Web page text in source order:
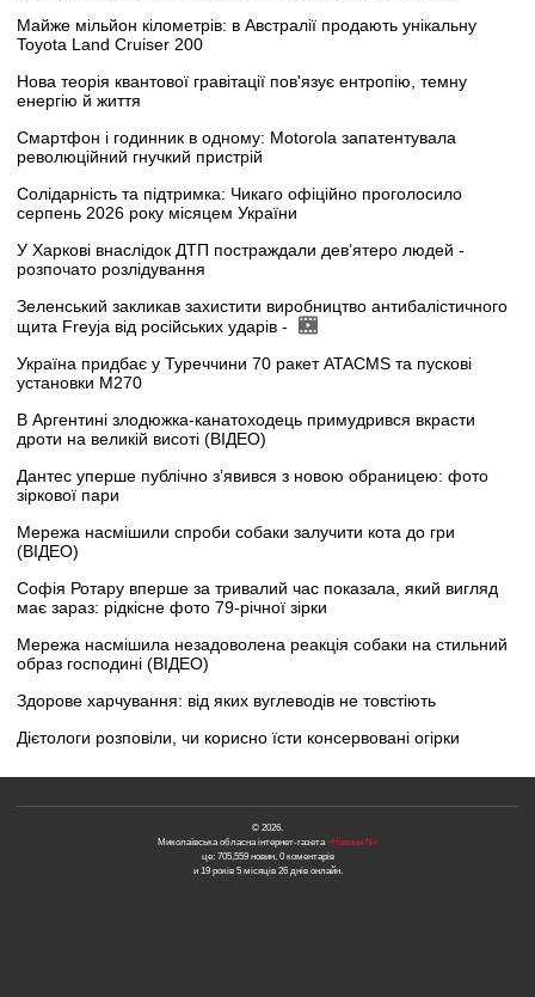
Майже мільйон кілометрів: в Австралії продають унікальну
Toyota Land Cruiser 200
Нова теорія квантової гравітації пов'язує ентропію, темну
енергію й життя
Смартфон і годинник в одному: Motorola запатентувала
революційний гнучкий пристрій
Солідарність та підтримка: Чикаго офіційно проголосило
серпень 2026 року місяцем України
У Харкові внаслідок ДТП постраждали дев’ятеро людей -
розпочато розлідування
Зеленський закликав захистити виробництво антибалістичного
щита Freyja від російських ударів -
Україна придбає у Туреччини 70 ракет ATACMS та пускові
установки M270
В Аргентині злодюжка-канатоходець примудрився вкрасти
дроти на великій висоті (ВІДЕО)
Дантес уперше публічно з’явився з новою обраницею: фото
зіркової пари
Мережа насмішили спроби собаки залучити кота до гри
(ВІДЕО)
Софія Ротару вперше за тривалий час показала, який вигляд
має зараз: рідкісне фото 79-річної зірки
Мережа насмішила незадоволена реакція собаки на стильний
образ господині (ВІДЕО)
Здорове харчування: від яких вуглеводів не товстіють
Дієтологи розповіли, чи корисно їсти консервовані огірки
© 2026.
Миколаївська обласна інтернет-газета«Новини N»
це: 705,559 новин, 0 коментарів
и 19 років 5 місяців 26 днів онлайн.